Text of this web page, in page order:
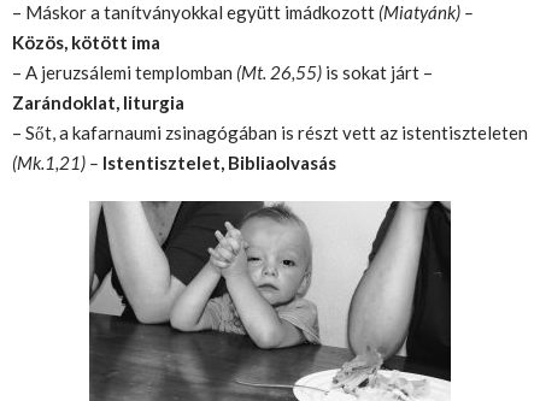
– Máskor a tanítványokkal együtt imádkozott (Miatyánk) –
Közös, kötött ima
– A jeruzsálemi templomban (Mt. 26,55) is sokat járt –
Zarándoklat, liturgia
– Sőt, a kafarnaumi zsinagógában is részt vett az istentiszteleten
(Mk.1,21) – Istentisztelet, Bibliaolvasás